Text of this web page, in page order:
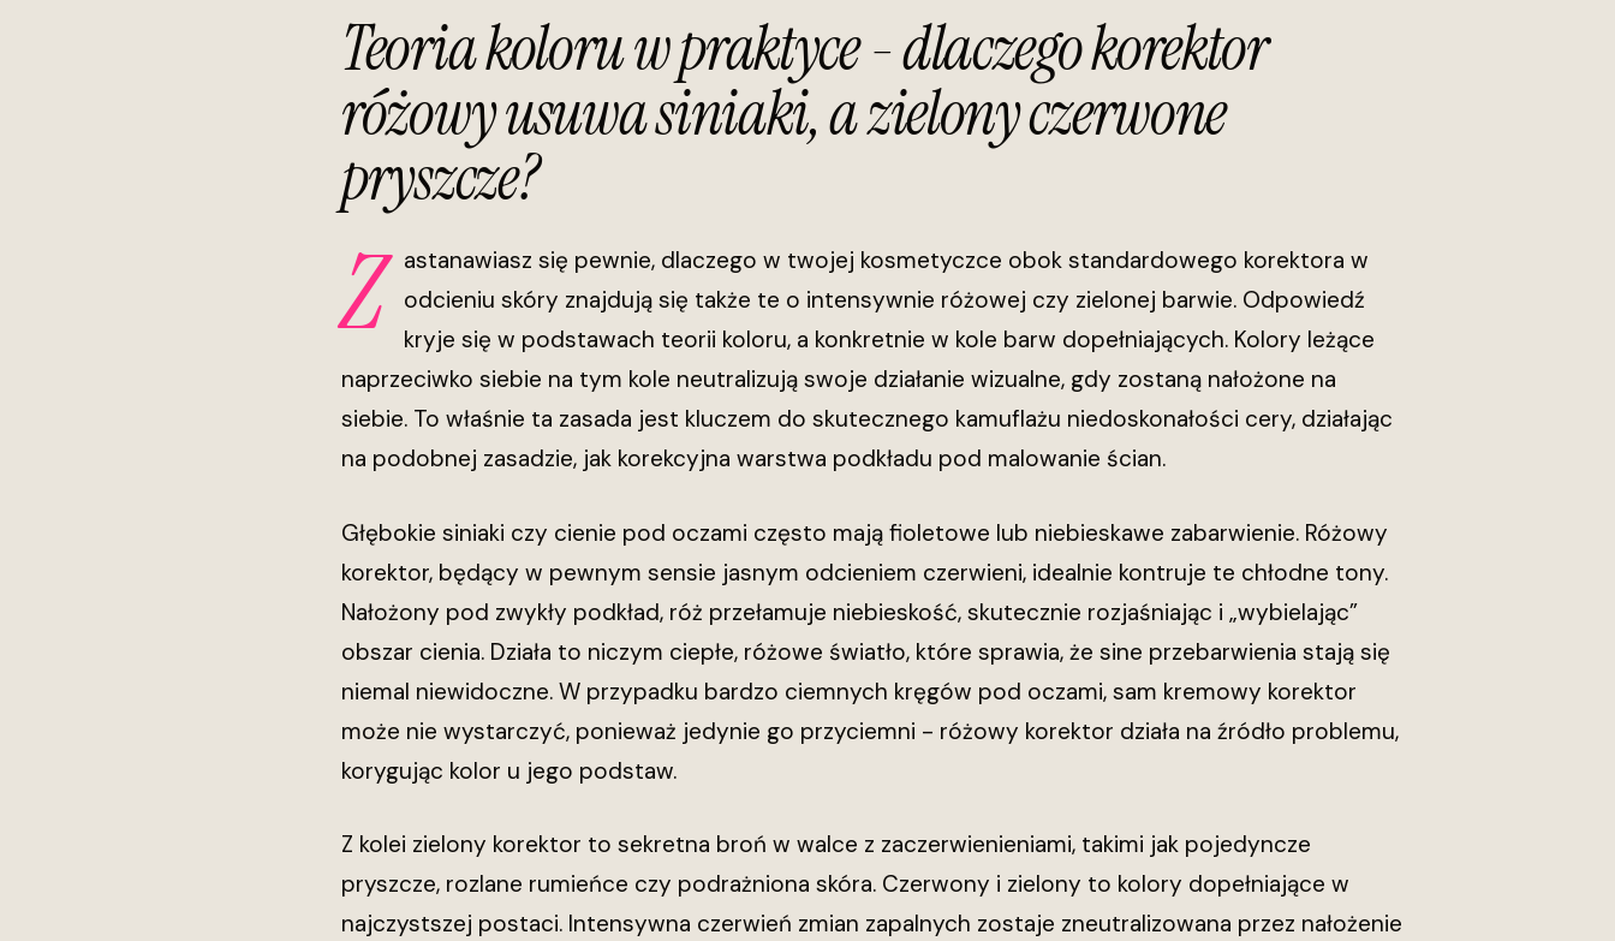
Teoria koloru w praktyce - dlaczego korektor
różowy usuwa siniaki, a zielony czerwone
pryszcze?
Z
astanawiasz się pewnie, dlaczego w twojej kosmetyczce obok standardowego korektora w
odcieniu skóry znajdują się także te o intensywnie różowej czy zielonej barwie. Odpowiedź
kryje się w podstawach teorii koloru, a konkretnie w kole barw dopełniających. Kolory leżące
naprzeciwko siebie na tym kole neutralizują swoje działanie wizualne, gdy zostaną nałożone na
siebie. To właśnie ta zasada jest kluczem do skutecznego kamuflażu niedoskonałości cery, działając
na podobnej zasadzie, jak korekcyjna warstwa podkładu pod malowanie ścian.
Głębokie siniaki czy cienie pod oczami często mają fioletowe lub niebieskawe zabarwienie. Różowy
korektor, będący w pewnym sensie jasnym odcieniem czerwieni, idealnie kontruje te chłodne tony.
Nałożony pod zwykły podkład, róż przełamuje niebieskość, skutecznie rozjaśniając i „wybielając”
obszar cienia. Działa to niczym ciepłe, różowe światło, które sprawia, że sine przebarwienia stają się
niemal niewidoczne. W przypadku bardzo ciemnych kręgów pod oczami, sam kremowy korektor
może nie wystarczyć, ponieważ jedynie go przyciemni - różowy korektor działa na źródło problemu,
korygując kolor u jego podstaw.
Z kolei zielony korektor to sekretna broń w walce z zaczerwienieniami, takimi jak pojedyncze
pryszcze, rozlane rumieńce czy podrażniona skóra. Czerwony i zielony to kolory dopełniające w
najczystszej postaci. Intensywna czerwień zmian zapalnych zostaje zneutralizowana przez nałożenie